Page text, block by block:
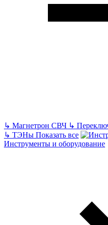
↳ Магнетрон СВЧ ↳
↳ ТЭНы Показать все
Инструменты и оборудование